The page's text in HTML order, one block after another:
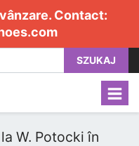
Contact:
SZUKAJ
W. Potocki în